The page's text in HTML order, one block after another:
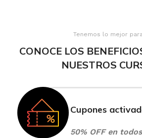
Tenemos lo mejor
CONOCE LOS
NUESTROS
Cupones
50% OFF en todos